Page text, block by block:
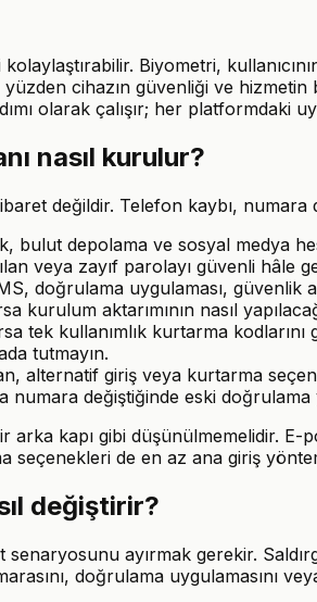
Biyometri,
cihazın güvenliği ve
olarak çalışır; her platformdaki
nasıl kurulur?
değildir. Telefon kaybı,
bulut depolama ve sosyal medya
veya zayıf parolayı güvenli hâle
doğrulama uygulaması, güvenlik
kurulum aktarımının nasıl
tek kullanımlık kurtarma
tutmayın.
alternatif giriş veya kurtarma
numara değiştiğinde eski doğrulama
arka kapı gibi düşünülmemelidir.
de en az ana giriş
değiştirir?
senaryosunu ayırmak gerekir.
doğrulama uygulamasını